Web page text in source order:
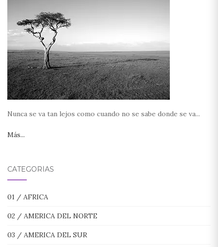
Nunca se va tan lejos como cuando no se sabe donde se va...
Más...
CATEGORÍAS
01 / AFRICA
02 / AMERICA DEL NORTE
03 / AMERICA DEL SUR